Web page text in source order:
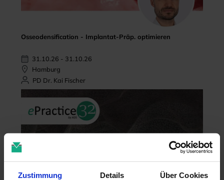
Zustimmung Details Über Cookies
Osseodensification - Implantat-Präp. optimieren
31.10.26 - 31.10.26
Hamburg
PD Dr. Kai Fischer